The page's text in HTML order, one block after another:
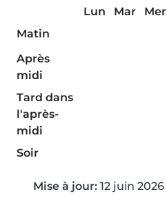
Lun Mar Mer
Matin
Après
midi
Tard dans
l'après-
midi
Soir
Mise à jour: 12 juin 2026